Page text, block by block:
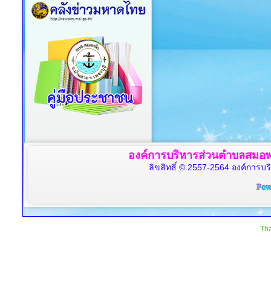
องค์การบริหารส่วนตำบลสมอ
ลิขสิทธิ์ © 2557-2564 องค์การ